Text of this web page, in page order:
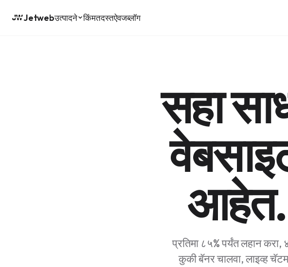
Jetwebउत्पादने किंमतदस्तऐवजब्लॉग
सहा
आहेत.
प्रतिमा ८५% पर्यंत लहान
कुकी बॅनर चालवा, लाइव्ह